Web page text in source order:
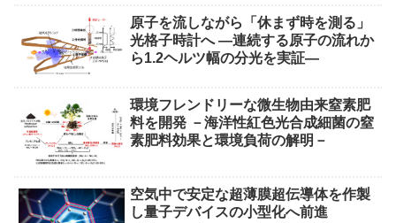
原子を流しながら「休まず時を測る」
光格子時計へ ―連続する原子の流れか
ら1.2ヘルツ幅の分光を実証―
環境フレンドリーな微生物由来窒素肥
料を開発 －海洋性紅色光合成細菌の窒
素肥料効果と環境負荷の解明－
空気中で安定な超薄膜超伝導体を作製
し量子デバイスの小型化へ前進